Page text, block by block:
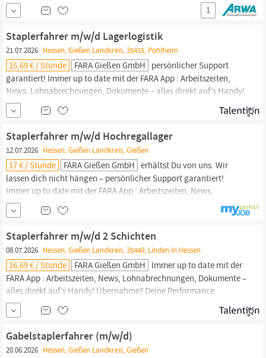
pro Stunde. Dein Vorteilspaket für den Job Entlohnung gemäß
DGB-GVP-Tarifwerk Sicherer Arbeitsplatz Unbefristeter
Arbeitsvertrag Deine Aufgaben Transport der
1
Staplerfahrer m/w/d Lagerlogistik
21.07.2026 Hessen, Gießen Landkreis, 35415, Pohlheim
15,69 € / Stunde FARA Gießen GmbH persönlicher Support
garantiert! Immer up to date mit der FARA App : Arbeitszeiten,
News, Lohnabrechnungen, Dokumente – alles direkt auf’s Handy!
Übernahme? Deine Performance entscheidet – liefere ab und
mach‘s fest! Klingt gut? Finden wir auch! In Deinem Job als
m/w/d in Vollzeit bei unserem Kunden in Pohlheim
Staplerfahrer m/w/d Hochregallager
12.07.2026 Hessen, Gießen Landkreis, Gießen
17 € / Stunde FARA Gießen GmbH erhältst Du von uns. Wir
lassen dich nicht hängen – persönlicher Support garantiert!
Immer up to date mit der FARA App : Arbeitszeiten, News,
Lohnabrechnungen, Dokumente – alles direkt auf s Handy!
Übernahme? Deine Performance entscheidet – liefere ab und
mach‘s fest! Klingt gut? Finden wir auch! In Deinem Job als
Staplerfahrerm/w/d Hochregallager in...
Staplerfahrer m/w/d 2 Schichten
08.07.2026 Hessen, Gießen Landkreis, 35440, Linden in Hessen
16,69 € / Stunde FARA Gießen GmbH Immer up to date mit der
FARA App : Arbeitszeiten, News, Lohnabrechnungen, Dokumente –
alles direkt auf’s Handy! Übernahme? Deine Performance
entscheidet – liefere ab und mach‘s fest! Klingt gut? Finden wir
auch! In Deinem Job als
m/w/d 2 Schichten in
Vollzeit bei unserem Kunden in Linden gibt’s noch weitere
Highlights –
Gabelstaplerfahrer (m/w/d)
20.06.2026 Hessen, Gießen Landkreis, Gießen